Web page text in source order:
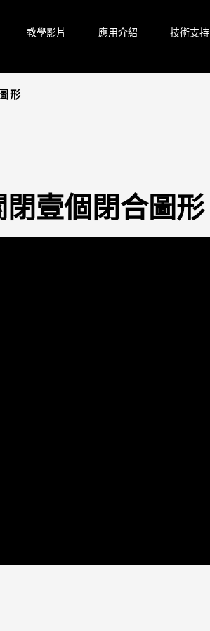
教學影片 應用介紹 技術支持
形
壹個閉合圖形